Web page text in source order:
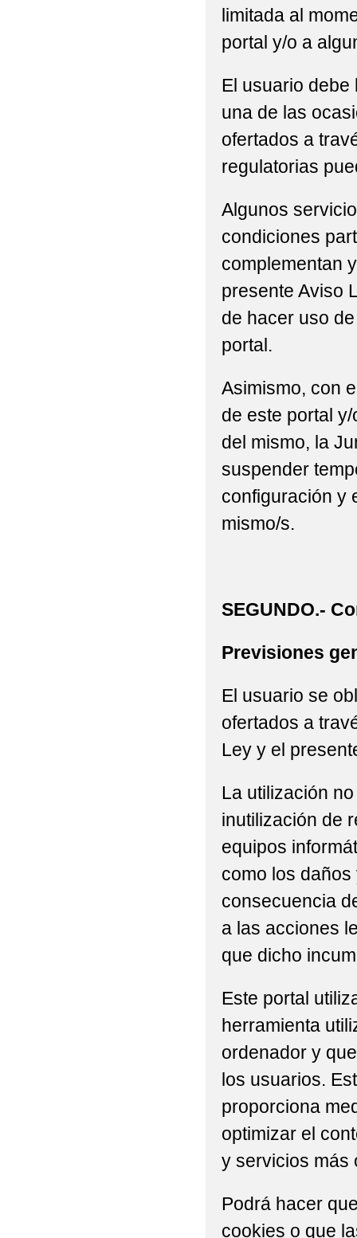
limitada al
portal y/o a
El usuario debe
una de las
ofertados a
regulatorias
Algunos
condiciones
complementan
presente Aviso
de hacer uso
portal.
Asimismo, con
de este portal
del mismo, la
suspender
configuración y
mismo/s.
SEGUNDO.-
Previsiones
El usuario se
ofertados a
Ley y el
La utilización
inutilización de
equipos
como los
consecuencia
a las acciones
que dicho
Este portal
herramienta
ordenador y
los usuarios.
proporciona
optimizar el
y servicios más
Podrá hacer
cookies o que